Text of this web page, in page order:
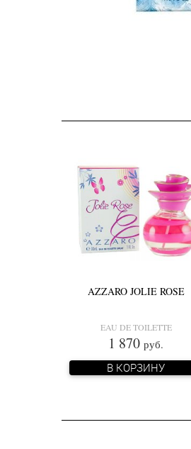
AZZARO JOLIE ROSE
EAU DE TOILETTE
1 870 руб.
В КОРЗИНУ